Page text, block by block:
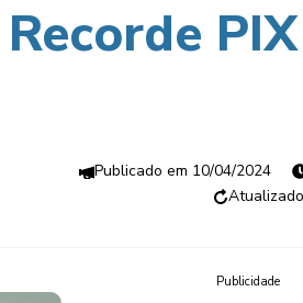
PIX
10/04/2024
Publicidade